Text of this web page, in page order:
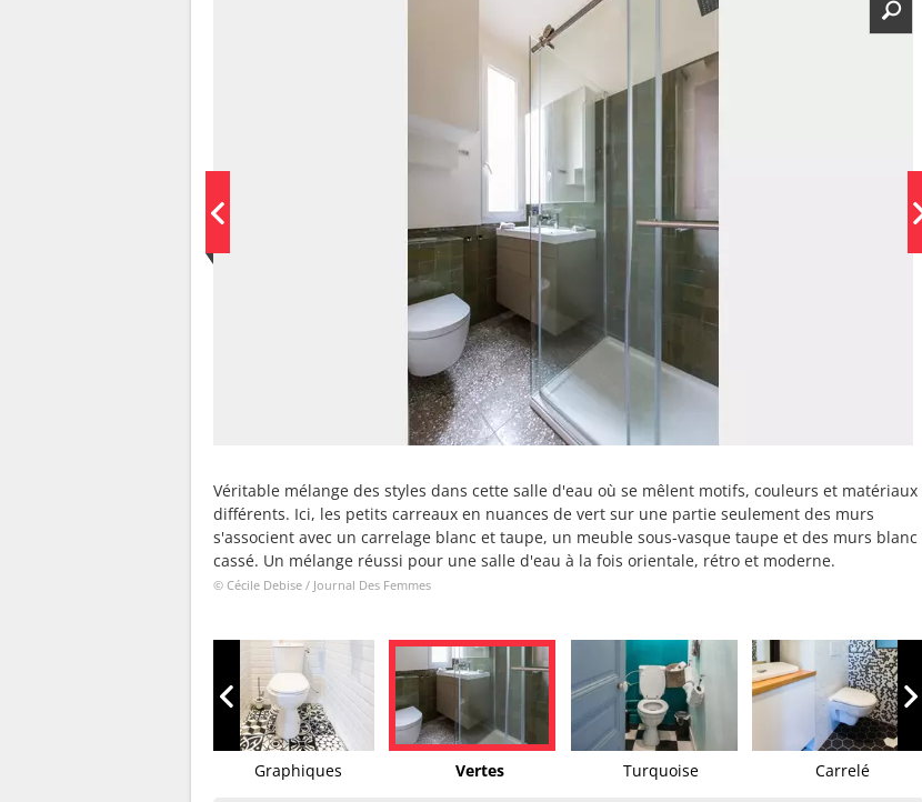
Véritable mélange des styles dans cette salle d'eau où se mêlent motifs, couleurs et matériaux
différents. Ici, les petits carreaux en nuances de vert sur une partie seulement des murs
s'associent avec un carrelage blanc et taupe, un meuble sous-vasque taupe et des murs blanc
cassé. Un mélange réussi pour une salle d'eau à la fois orientale, rétro et moderne.
© Cécile Debise / Journal Des Femmes
Graphiques Vertes Turquoise Carrelé